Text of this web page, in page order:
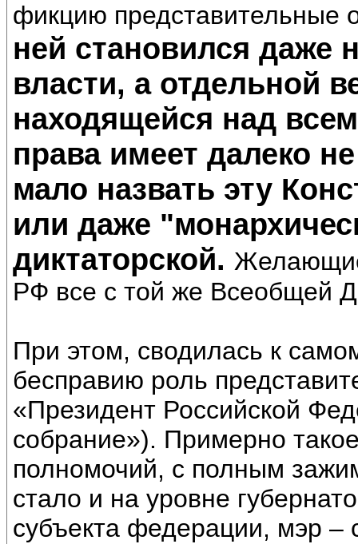
фикцию представительные
ней становился даже
власти, а отдельной
находящейся над
права имеет далеко
мало назвать эту
или даже
диктаторской.
РФ все с той же Всеобщей
При этом, сводилась к
бесправию роль
«Президент Российской
собрание»). Примерно
полномочий, с полным
стало и на уровне
субъекта федерации, мэр –